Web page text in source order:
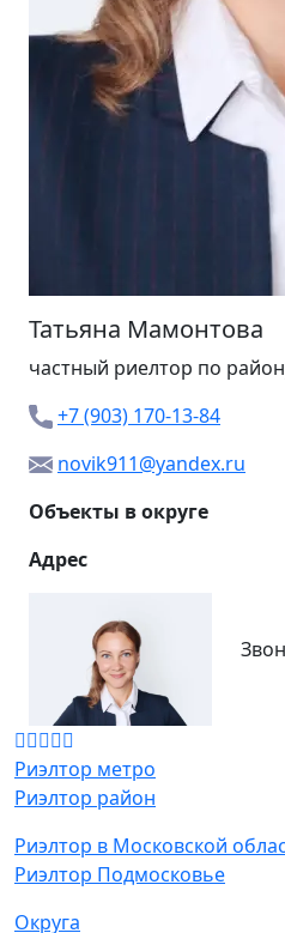
Татьяна Мамонтова
частный риелтор по
+7 (903) 170-13-84
novik911@yandex.ru
Объекты в округе
Адрес
Риэлтор метро
Риэлтор район
Риэлтор в Московской
Риэлтор Подмосковье
Округа